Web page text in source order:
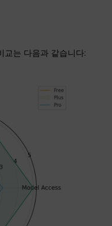
교는 다음과 같습니다: